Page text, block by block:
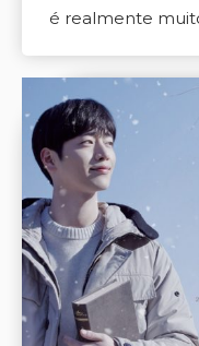
é realmente